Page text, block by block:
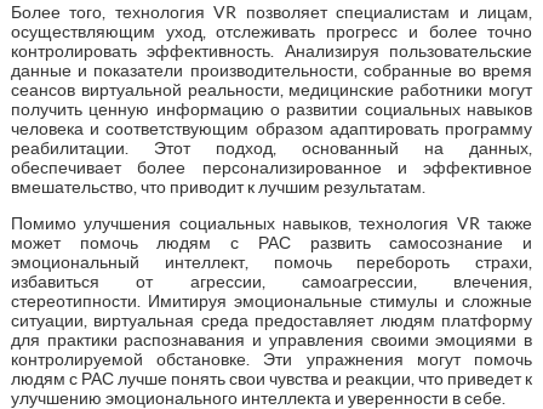
Более того, технология VR позволяет специалистам и лицам,
осуществляющим уход, отслеживать прогресс и более точно
контролировать эффективность. Анализируя пользовательские
данные и показатели производительности, собранные во время
сеансов виртуальной реальности, медицинские работники могут
получить ценную информацию о развитии социальных навыков
человека и соответствующим образом адаптировать программу
реабилитации. Этот подход, основанный на данных,
обеспечивает более персонализированное и эффективное
вмешательство, что приводит к лучшим результатам.
Помимо улучшения социальных навыков, технология VR также
может помочь людям с РАС развить самосознание и
эмоциональный интеллект, помочь перебороть страхи,
избавиться от агрессии, самоагрессии, влечения,
стереотипности. Имитируя эмоциональные стимулы и сложные
ситуации, виртуальная среда предоставляет людям платформу
для практики распознавания и управления своими эмоциями в
контролируемой обстановке. Эти упражнения могут помочь
людям с РАС лучше понять свои чувства и реакции, что приведет к
улучшению эмоционального интеллекта и уверенности в себе.